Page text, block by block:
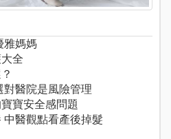
雅媽媽
全
對醫院是風險管理
寶安全感問題
醫觀點看產後掉髮